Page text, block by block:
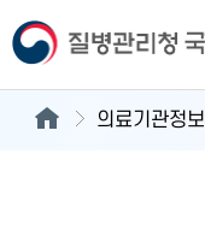
의료기관정보